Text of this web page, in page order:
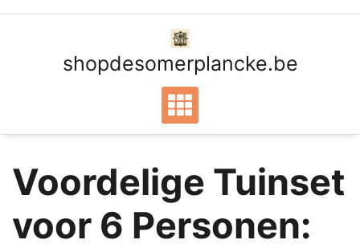
shopdesomerplancke.be
Voordelige Tuinset
voor 6 Personen: